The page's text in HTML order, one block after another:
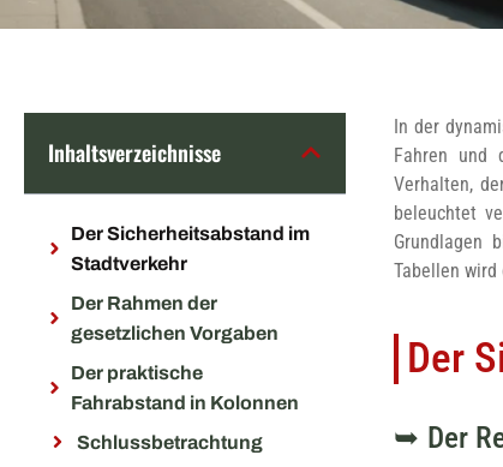
Inhaltsverzeichnisse
Der Sicherheitsabstand im
Stadtverkehr
Der Rahmen der
gesetzlichen Vorgaben
Der praktische
Fahrabstand in Kolonnen
Schlussbetrachtung
In der
Fahren und
Verhalten,
beleuchtet
Grundlagen
Tabellen
Der
Der